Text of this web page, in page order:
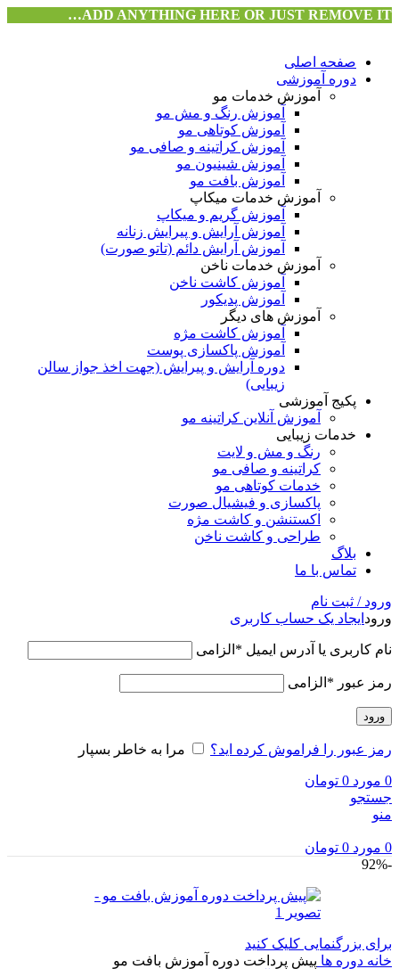
ADD ANYTHING HERE OR JUST REMOVE IT…
صفحه اصلی
دوره آموزشی
آموزش خدمات مو
آموزش رنگ و مش مو
آموزش کوتاهی مو
آموزش کراتینه و صافی مو
آموزش شینیون مو
آموزش بافت مو
آموزش خدمات میکاپ
آموزش گریم و میکاپ
آموزش آرایش و پیرایش زنانه
آموزش آرایش دائم (تاتو صورت)
آموزش خدمات ناخن
آموزش کاشت ناخن
آموزش پدیکور
آموزش های دیگر
آموزش کاشت مژه
آموزش پاکسازی پوست
دوره آرایش و پیرایش (جهت اخذ جواز سالن
زیبایی)
پکیج آموزشی
آموزش آنلاین کراتینه مو
خدمات زیبایی
رنگ و مش و لایت
کراتینه و صافی مو
خدمات کوتاهی مو
پاکسازی و فیشیال صورت
اکستنشن و کاشت مژه
طراحی و کاشت ناخن
بلاگ
تماس با ما
ورود / ثبت نام
ورود ایجاد یک حساب کاربری
نام کاربری یا آدرس ایمیل * الزامی
رمز عبور * الزامی
ورود
رمز عبور را فراموش کرده اید؟ مرا به خاطر بسپار
0 مورد 0 تومان
جستجو
منو
0 مورد 0 تومان
-92%
برای بزرگنمایی کلیک کنید
خانه دوره ها پیش پرداخت دوره آموزش بافت مو